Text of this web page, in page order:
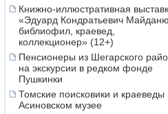
Книжно-иллюстративная
«Эдуард Кондратьевич
библиофил, краевед,
коллекционер» (12+)
Пенсионеры из Шегарского
на экскурсии в редком фонде
Пушкинки
Томские поисковики и краеведы
Асиновском музее